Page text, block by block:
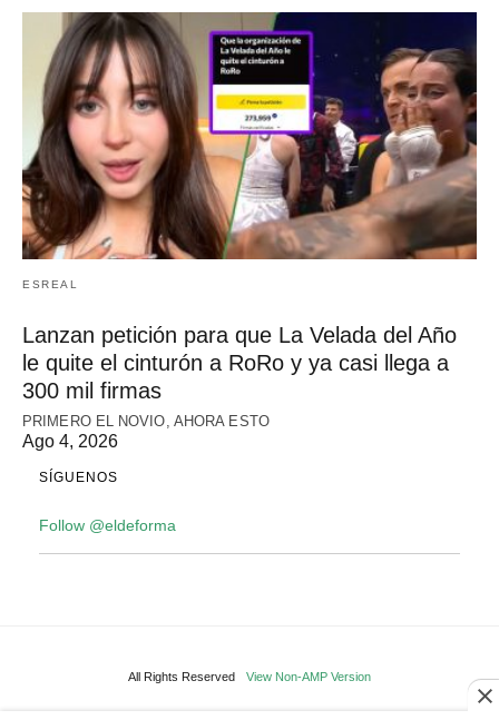
ESREAL
Lanzan petición para que La Velada del Año
le quite el cinturón a RoRo y ya casi llega a
300 mil firmas
PRIMERO EL NOVIO, AHORA ESTO
Ago 4, 2026
SÍGUENOS
Follow @eldeforma
All Rights Reserved View Non-AMP Version